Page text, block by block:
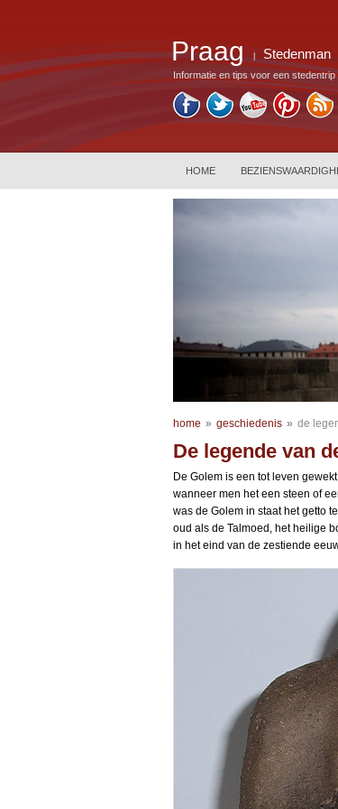
Praag Stedenman
Informatie en tips voor een
HOME
home » geschiedenis » de
De legende van
De Golem is een tot leven
wanneer men het een steen of
was de Golem in staat het getto
oud als de Talmoed, het heilige
in het eind van de zestiende